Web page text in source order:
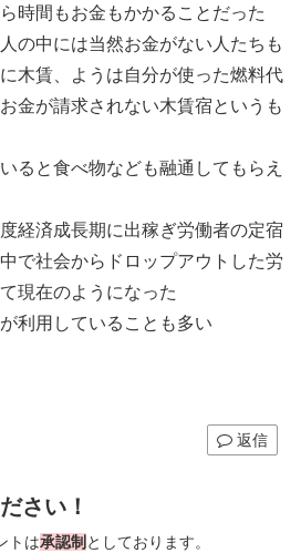
時間もお金もかかることだった
の中には当然お金がない人たちも
木賃、ようは自分が使った燃料代
金が請求されない木賃宿というも
ると食べ物なども融通してもらえ
経済成長期に出稼ぎ労働者の定宿
で社会からドロップアウトした労
現在のようになった
利用していることも多い
返信
さい！
トは承認制 としております。